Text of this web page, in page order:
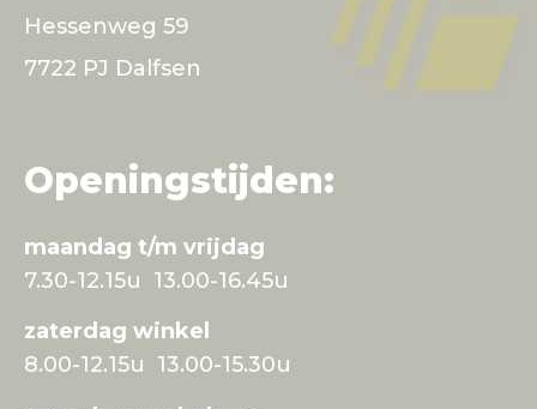
Hessenweg 59
7722 PJ Dalfsen
Openingstijden:
maandag t/m vrijdag
7.30-12.15u 13.00-16.45u
zaterdag winkel
8.00-12.15u 13.00-15.30u